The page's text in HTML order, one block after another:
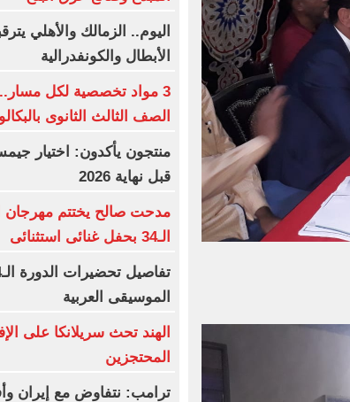
اليوم.. الزمالك والأهلي
الأبطال والكونفدرالية
3 مواد تخصصية لكل
الصف الثالث الثانوى
منتجون يأكدون: اختيار
قبل نهاية 2026
مدحت صالح يختتم مهرجان
الـ34 بحفل غنائى استثنائى
الموسيقى العربية
الهند تحث سريلانكا على
المحتجزين
ترامب: نتفاوض مع إيران